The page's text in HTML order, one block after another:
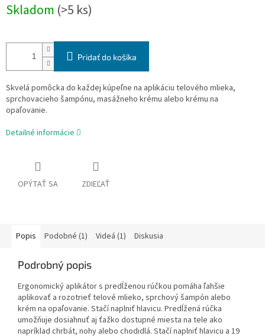
cena:
Skladom (>5 ks)
Pridať do košíka
Skvelá pomôcka do každej kúpeľne na aplikáciu telového mlieka,
sprchovacieho šampónu, masážneho krému alebo krému na
opaľovanie.
Detailné informácie
OPÝTAŤ SA ZDIEĽAŤ
Popis Podobné (1) Videá (1) Diskusia
Podrobný popis
Ergonomický aplikátor s predĺženou rúčkou pomáha ľahšie
aplikovať a rozotrieť telové mlieko, sprchový šampón alebo
krém na opaľovanie. Stačí naplniť hlavicu. Predĺžená rúčka
umožňuje dosiahnuť aj ťažko dostupné miesta na tele ako
napríklad chrbát, nohy alebo chodidlá. Stačí naplniť hlavicu a 19